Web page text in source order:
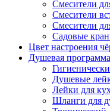
Смесители
Смесители
Смесители
Садовые
Цвет настроения
Душевая программа
Душевые
Лейки для
Шланги для